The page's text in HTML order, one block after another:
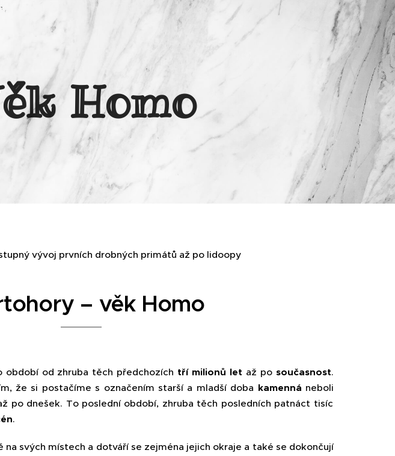
Homo
vývoj prvních drobných primátů až po lidoopy
– věk Homo
období od zhruba těch předchozích tří milionů let až posoučasnost.
že si postačíme s označením starší a mladší doba kamenná neboli
po dnešek. To poslední období, zhruba těch posledních patnáct tisíc
.
svých místech a dotváří se zejména jejich okraje a také se dokončují